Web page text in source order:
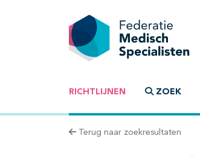
RICHTLIJNEN ZOEK
Terug naar zoekresultaten